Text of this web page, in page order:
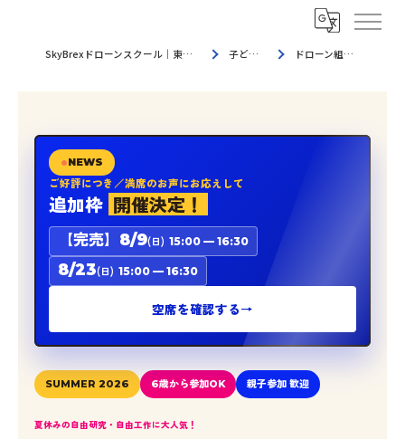
SkyBrexドローンスクール｜東京都荒川区・都内近隣エリアのドローンスクール 子どもドローン教室 ドローン組み立てワークショップ
NEWS
ご好評につき／満席のお声にお応えして
追加枠 開催決定！
【完売】8/9(日) 15:00 — 16:30
8/23(日) 15:00 — 16:30
空席を確認する→
SUMMER 2026 6歳から参加OK 親子参加 歓迎
夏休みの自由研究・自由工作に大人気！